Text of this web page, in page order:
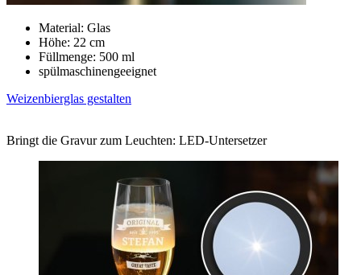
Material: Glas
Höhe: 22 cm
Füllmenge: 500 ml
spülmaschinengeeignet
Weizenbierglas gestalten
Bringt die Gravur zum Leuchten: LED-Untersetzer